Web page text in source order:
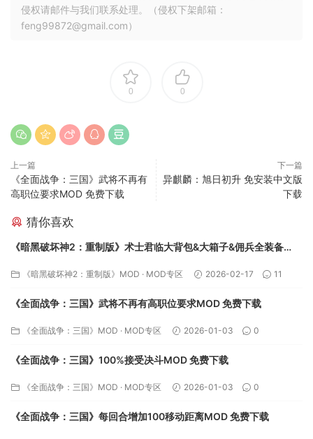
侵权请邮件与我们联系处理。（侵权下架邮箱：
feng99872@gmail.com）
0 0
上一篇
《全面战争：三国》武将不再有
高职位要求MOD 免费下载
下一篇
异麒麟：旭日初升 免安装中文版
下载
猜你喜欢
《暗黑破坏神2：重制版》术士君临大背包&大箱子&佣兵全装备
《暗黑破坏神2：重制版》MOD · MOD专区 2026-02-17 11
《全面战争：三国》武将不再有高职位要求MOD 免费下载
《全面战争：三国》MOD · MOD专区 2026-01-03 0
《全面战争：三国》100%接受决斗MOD 免费下载
《全面战争：三国》MOD · MOD专区 2026-01-03 0
《全面战争：三国》每回合增加100移动距离MOD 免费下载